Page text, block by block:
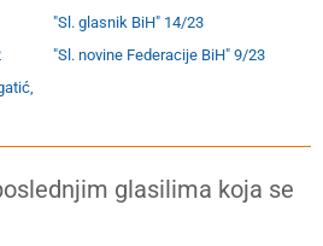
"Sl. glasnik BiH" 14/23
"Sl. novine Federacije BiH" 9/23
glasilima koja se